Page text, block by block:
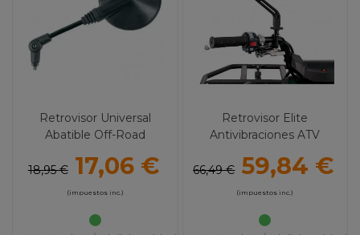
Retrovisor Universal
Abatible Off-Road
18,95 € 17,06 €
(impuestos inc.)
Retrovisor Elite
Antivibraciones ATV
66,49 € 59,84 €
(impuestos inc.)